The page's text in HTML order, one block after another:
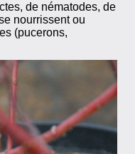
de nématodes, de
nourrissent ou
(pucerons,